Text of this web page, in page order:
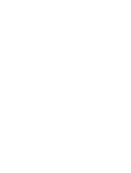
إيران